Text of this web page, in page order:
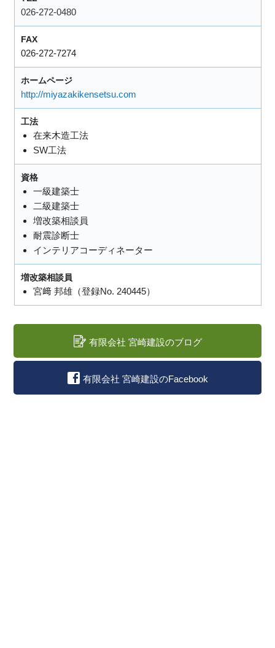
026-272-0480
FAX
026-272-7274
ホームページ
http://miyazakikensetsu.com
工法
在来木造工法
SW工法
資格
一級建築士
二級建築士
増改築相談員
耐震診断士
インテリアコーディネーター
増改築相談員
宮﨑 邦雄（登録No. 240445）
有限会社 宮崎建設のブログ
有限会社 宮崎建設のFacebook